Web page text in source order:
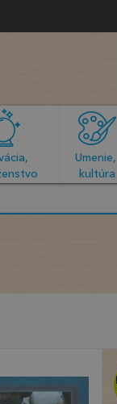
Umenie,
kultúra